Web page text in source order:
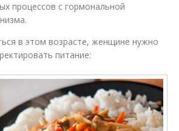
процессов с гормональной
в этом возрасте, женщине нужно
питание: